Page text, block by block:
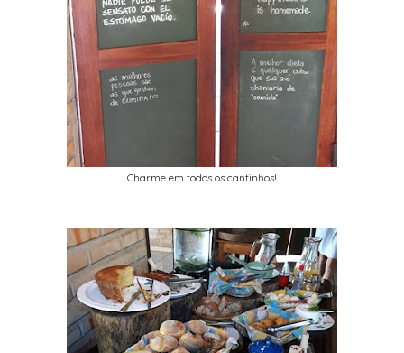
Charme em todos os cantinhos!